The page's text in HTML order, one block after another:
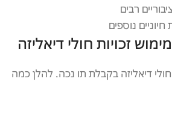
רבים
נוספים
זכויות חולי דיאליזה
דיאליזה בקבלת תו נכה. להלן כמה